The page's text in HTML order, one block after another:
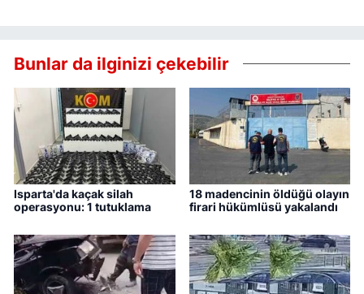
Bunlar da ilginizi çekebilir
Isparta'da kaçak silah
operasyonu: 1 tutuklama
18 madencinin öldüğü olayın
firari hükümlüsü yakalandı